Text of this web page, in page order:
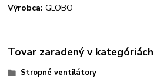
Výrobca:GLOBO
Tovar zaradený v kategóriách
Stropné ventilátory